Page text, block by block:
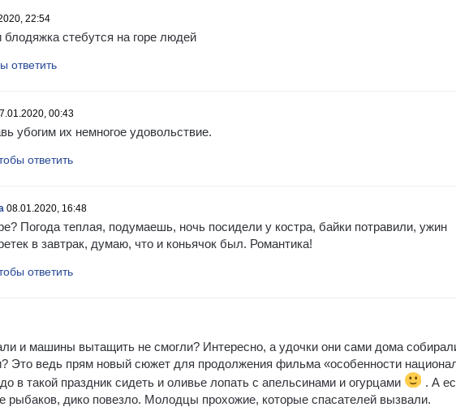
22:54
блодяжка стебутся на горе людей
ответить
00:43
убогим их немногое удовольствие.
ответить
08.01.2020, 16:48
Погода теплая, подумаешь, ночь посидели у костра, байки потравили, ужин
в завтрак, думаю, что и коньячок был. Романтика!
ответить
и машины вытащить не смогли? Интересно, а удочки они сами дома
Это ведь прям новый сюжет для продолжения фильма «особенности
в такой праздник сидеть и оливье лопать с апельсинами и огурцами
. А
рыбаков, дико повезло. Молодцы прохожие, которые спасателей вызвали.